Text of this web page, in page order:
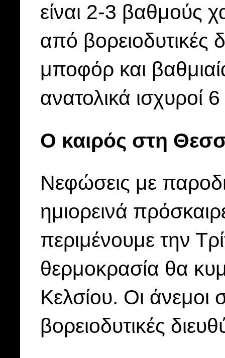
είναι 2-3 βαθμούς
από βορειοδυτικές
μποφόρ και
ανατολικά ισχυροί
Ο καιρός στη
Νεφώσεις με
ημιορεινά
περιμένουμε την
θερμοκρασία θα
Κελσίου. Οι
βορειοδυτικές